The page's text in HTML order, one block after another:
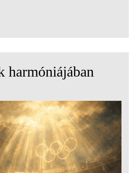
harmóniájában